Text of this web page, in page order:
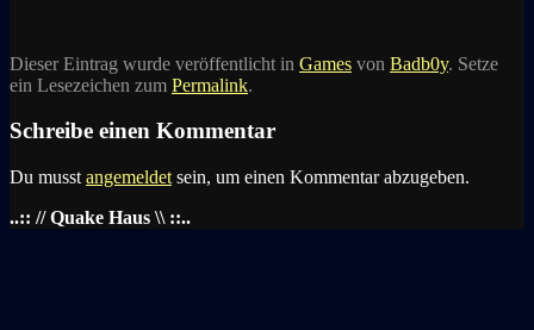
Dieser Eintrag wurde veröffentlicht in Games von Badb0y. Setze
ein Lesezeichen zum Permalink.
Schreibe einen Kommentar
Du musst angemeldet sein, um einen Kommentar abzugeben.
..:: // Quake Haus \\ ::..